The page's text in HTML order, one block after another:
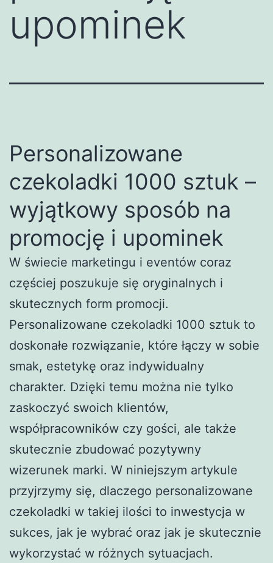
upominek
Personalizowane
czekoladki 1000 sztuk –
wyjątkowy sposób na
promocję i upominek
W świecie marketingu i eventów coraz
częściej poszukuje się oryginalnych i
skutecznych form promocji.
Personalizowane czekoladki 1000 sztuk to
doskonałe rozwiązanie, które łączy w sobie
smak, estetykę oraz indywidualny
charakter. Dzięki temu można nie tylko
zaskoczyć swoich klientów,
współpracowników czy gości, ale także
skutecznie zbudować pozytywny
wizerunek marki. W niniejszym artykule
przyjrzymy się, dlaczego personalizowane
czekoladki w takiej ilości to inwestycja w
sukces, jak je wybrać oraz jak je skutecznie
wykorzystać w różnych sytuacjach.